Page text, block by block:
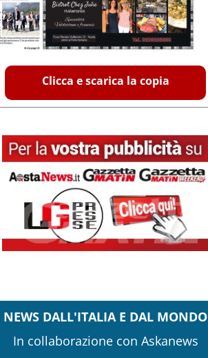
Clicca e scarica la copia
NEWS DALL'ITALIA E DAL MONDO
In collaborazione con Askanews